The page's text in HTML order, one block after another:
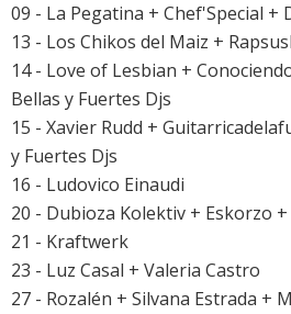
09 - La Pegatina + Chef'Special +
13 - Los Chikos del Maiz +
14 - Love of Lesbian +
Bellas y Fuertes Djs
15 - Xavier Rudd +
y Fuertes Djs
16 - Ludovico Einaudi
20 - Dubioza Kolektiv + Eskorzo
21 - Kraftwerk
23 - Luz Casal + Valeria Castro
27 - Rozalén + Silvana Estrada +